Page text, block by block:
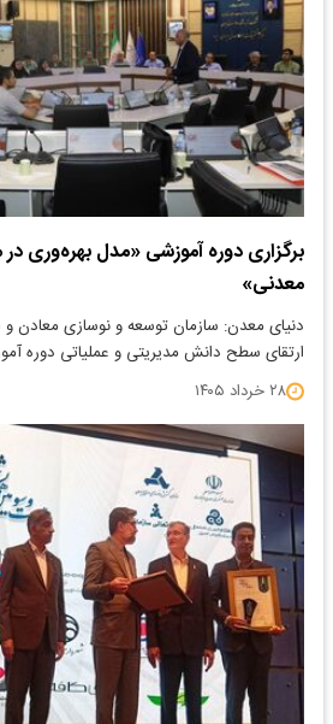
برگزاری دوره آموزشی «مدل بهره‌وری
معدنی»
دنیای معدن: سازمان توسعه و نوسازی معادن و
ارتقای سطح دانش مدیریتی و عملیاتی
۲۸ خرداد ۱۴۰۵